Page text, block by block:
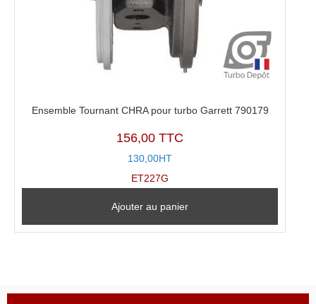
Ensemble Tournant CHRA pour turbo Garrett 790179
156,00 TTC
130,00HT
ET227G
Ajouter au panier